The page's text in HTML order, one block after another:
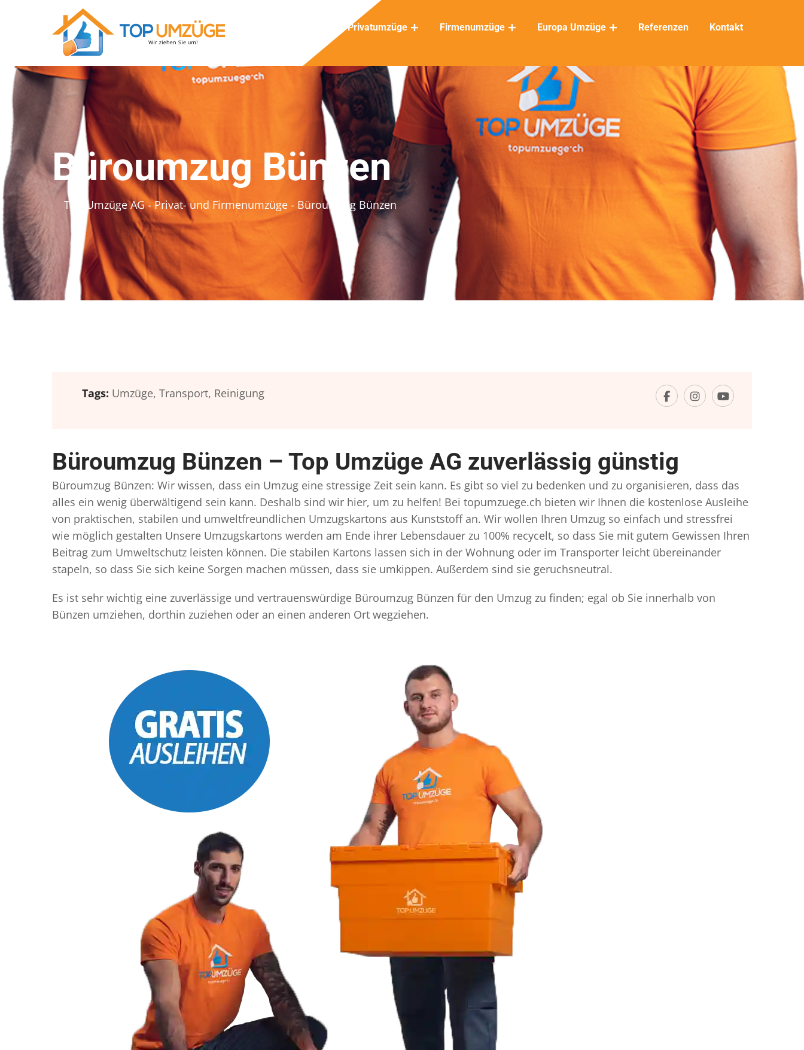
Privatumzüge Firmenumzüge Europa Umzüge Referenzen Kontakt
Büroumzug Bünzen
Top Umzüge AG - Privat- und Firmenumzüge - Büroumzug Bünzen
Tags: Umzüge, Transport, Reinigung
Büroumzug Bünzen – Top Umzüge AG zuverlässig günstig
Büroumzug Bünzen: Wir wissen, dass ein Umzug eine stressige Zeit sein kann. Es gibt so viel zu bedenken und zu organisieren, dass das
alles ein wenig überwältigend sein kann. Deshalb sind wir hier, um zu helfen! Bei topumzuege.ch bieten wir Ihnen die kostenlose Ausleihe
von praktischen, stabilen und umweltfreundlichen Umzugskartons aus Kunststoff an. Wir wollen Ihren Umzug so einfach und stressfrei
wie möglich gestalten Unsere Umzugskartons werden am Ende ihrer Lebensdauer zu 100% recycelt, so dass Sie mit gutem Gewissen Ihren
Beitrag zum Umweltschutz leisten können. Die stabilen Kartons lassen sich in der Wohnung oder im Transporter leicht übereinander
stapeln, so dass Sie sich keine Sorgen machen müssen, dass sie umkippen. Außerdem sind sie geruchsneutral.
Es ist sehr wichtig eine zuverlässige und vertrauenswürdige Büroumzug Bünzen für den Umzug zu finden; egal ob Sie innerhalb von
Bünzen umziehen, dorthin zuziehen oder an einen anderen Ort wegziehen.